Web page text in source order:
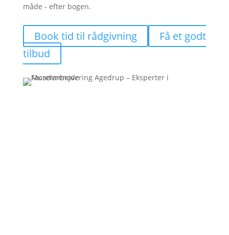
måde - efter bogen.
Book tid til rådgivning
Få et godt
tilbud